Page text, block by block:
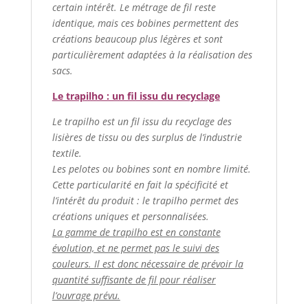
certain intérêt. Le métrage de fil reste
identique, mais ces bobines permettent des
créations beaucoup plus légères et sont
particulièrement adaptées à la réalisation des
sacs.
Le trapilho : un fil issu du recyclage
Le trapilho est un fil issu du recyclage des
lisières de tissu ou des surplus de l’industrie
textile.
Les pelotes ou bobines sont en nombre limité.
Cette particularité en fait la spécificité et
l’intérêt du produit : le trapilho permet des
créations uniques et personnalisées.
La gamme de trapilho est en constante
évolution, et ne permet pas le suivi des
couleurs. Il est donc nécessaire de prévoir la
quantité suffisante de fil pour réaliser
l’ouvrage prévu.